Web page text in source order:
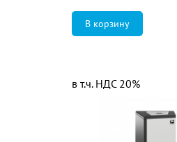
в т.ч. НДС 20%